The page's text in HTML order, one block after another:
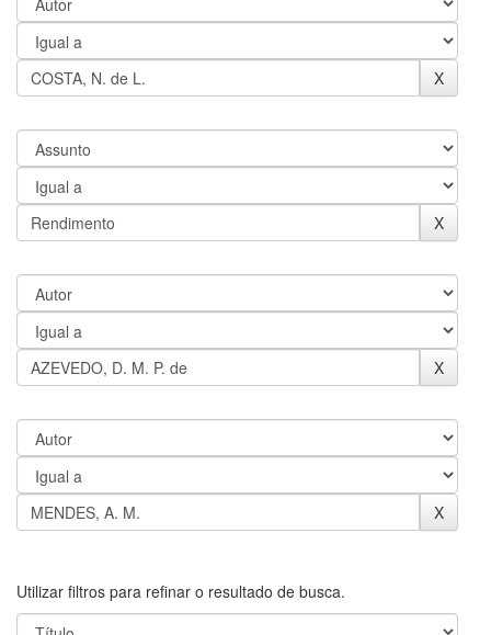
Utilizar filtros para refinar o resultado de busca.